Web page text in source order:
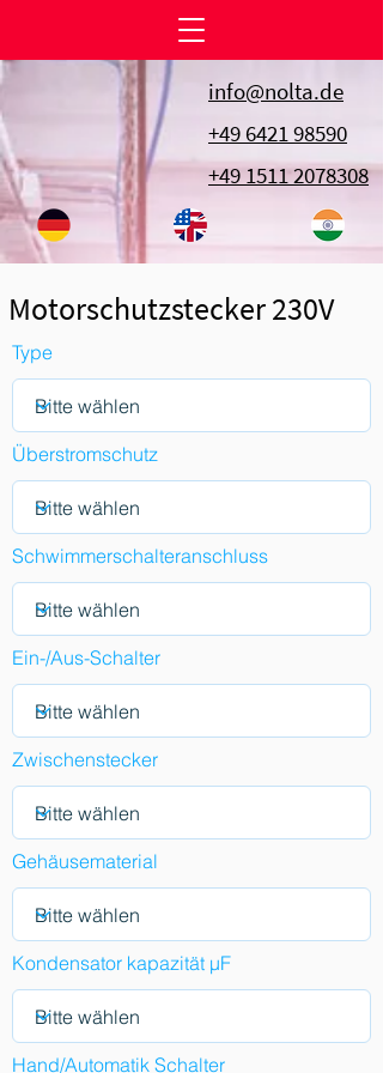
info@nolta.de
+49 6421 98590
+49 1511 2078308
Motorschutzstecker 230V
Type
Überstromschutz
Schwimmerschalteranschluss
Ein-/Aus-Schalter
Zwischenstecker
Gehäusematerial
Kondensator kapazität µF
Hand/Automatik Schalter